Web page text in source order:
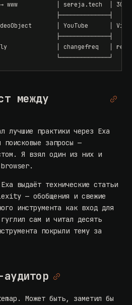
→ www           │ sereja.tech  │ 308
├──────────────┤
│ YouTube      │
├──────────────┤
│ changefreq   │
└──────────────┘
между
лучшие практики через Exa
поисковые запросы —
Я взял один из них и
выдаёт технические статьи
— обобщения и свежие
инструмента как вход для
сам и читал десять
покрыли тему за
Может быть, заметил бы